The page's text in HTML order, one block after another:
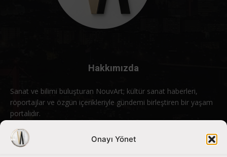
Onayı Yönet
Hakkımızda
Sanat ve bilimi buluşturan NouvArt; kültür sanat haberleri,
röportajlar ve özgün içerikleriyle gündemi birleştiren bir yaşam
portalıdır.
Bizimle iletişime geçin: info@nouvart.net